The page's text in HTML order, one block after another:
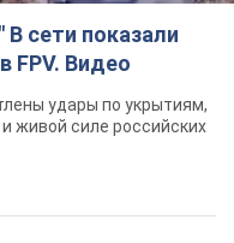
В сети показали
FPV. Видео
удары по укрытиям,
живой силе российских